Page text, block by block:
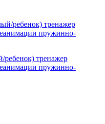
тренажер
пружинно-